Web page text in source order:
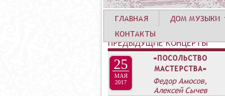
ГЛАВНАЯ ДОМ МУЗЫКИ
КОНТАКТЫ
ПРЕДЫДУЩИЕ КОНЦЕРТЫ
25
МАЯ
2017
«ПОСОЛЬСТВО
МАСТЕРСТВА»
Федор Амосов,
Алексей Сычев